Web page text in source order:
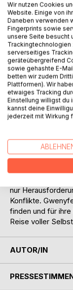
Auf die Merkliste
Titel bewerten
BESCHREIBUNG
einem
einer
einem glanzvollen
dort eintrifft,
nur
Konflikte.
finden und für
Reise voller
AUTOR/IN
Wir nutzen Cookies
Website. Einige von
Daneben verwenden
Fingerprints sowie
unsere Seite besucht
serverseitiges
geräteübergreifend
sowie gehashte E-
betten wir zudem
Plattformen). Wir
etwaiges Tracking
Einstellung willigst du
kannst deine
jederzeit mit Wirkung